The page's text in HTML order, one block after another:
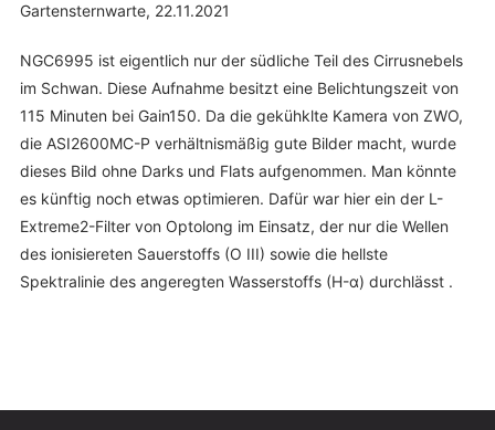
Gartensternwarte, 22.11.2021
NGC6995 ist eigentlich nur der südliche Teil des Cirrusnebels
im Schwan. Diese Aufnahme besitzt eine Belichtungszeit von
115 Minuten bei Gain150. Da die gekühklte Kamera von ZWO,
die ASI2600MC-P verhältnismäßig gute Bilder macht, wurde
dieses Bild ohne Darks und Flats aufgenommen. Man könnte
es künftig noch etwas optimieren. Dafür war hier ein der L-
Extreme2-Filter von Optolong im Einsatz, der nur die Wellen
des ionisiereten Sauerstoffs (O III) sowie die hellste
Spektralinie des angeregten Wasserstoffs (H-α) durchlässt .